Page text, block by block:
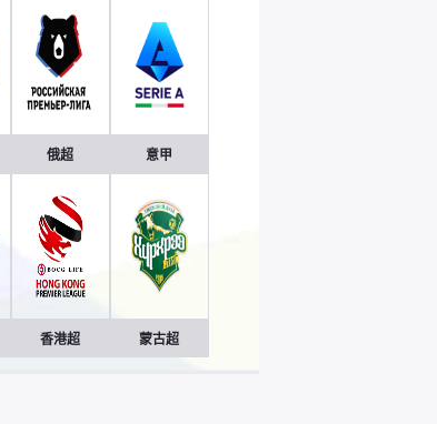
俄超 意甲
香港超 蒙古超